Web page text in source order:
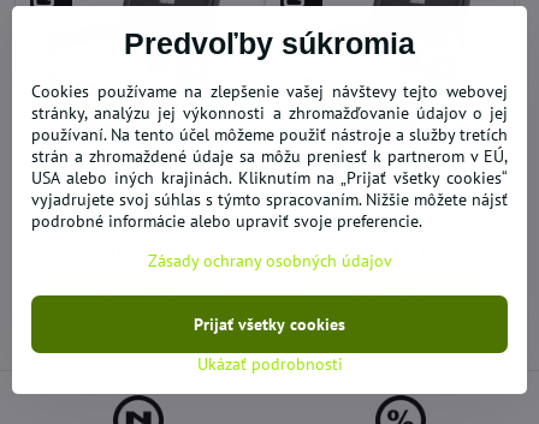
Kompresorová
autochladnička G21 40l
SKLADOM
601,16 €
Do košíka
Autochladnička G21
kompresorová 50l
SKLADOM
642,16 €
Do košíka
Predvoľby súkromia
Cookies používame na zlepšenie vašej návštevy tejto webovej
stránky, analýzu jej výkonnosti a zhromažďovanie údajov o jej
používaní. Na tento účel môžeme použiť nástroje a služby tretích
strán a zhromaždené údaje sa môžu preniesť k partnerom v EÚ,
USA alebo iných krajinách. Kliknutím na „Prijať všetky cookies“
vyjadrujete svoj súhlas s týmto spracovaním. Nižšie môžete nájsť
podrobné informácie alebo upraviť svoje preferencie.
Zásady ochrany osobných údajov
Ukázať podrobnosti
Prijať všetky cookies